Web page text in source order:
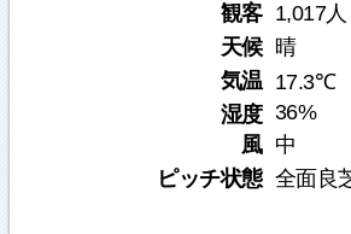
観客 1,017人
天候 晴
気温 17.3℃
湿度 36%
風 中
ピッチ状態 全面良